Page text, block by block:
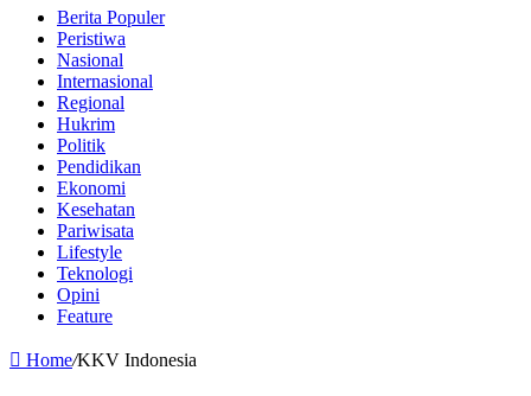
Berita Populer
Peristiwa
Nasional
Internasional
Regional
Hukrim
Politik
Pendidikan
Ekonomi
Kesehatan
Pariwisata
Lifestyle
Teknologi
Opini
Feature
Home/KKV Indonesia